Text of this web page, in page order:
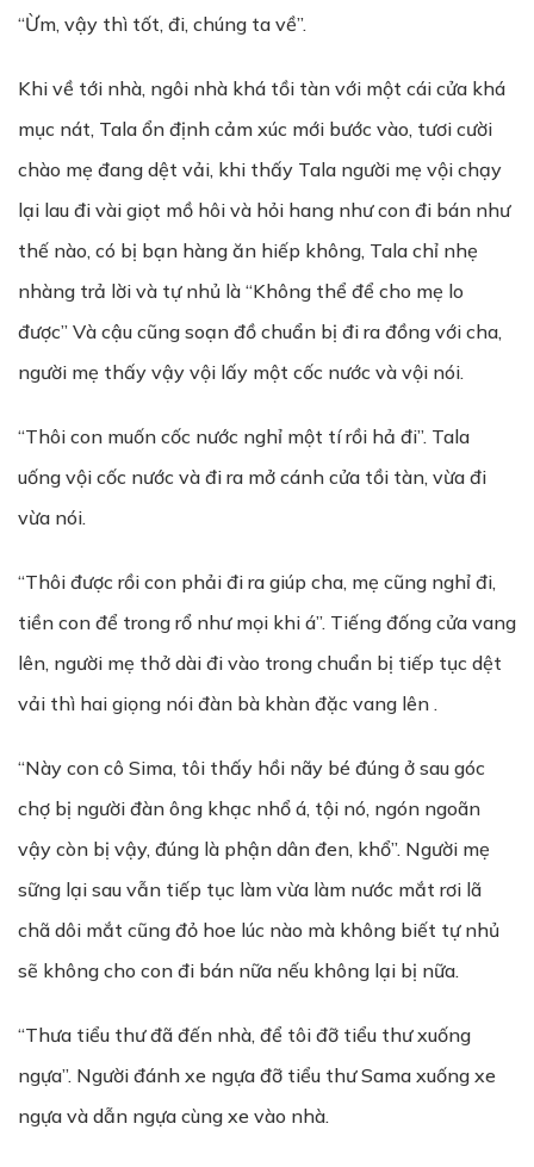
“Ừm, vậy thì tốt, đi, chúng ta về”.
Khi về tới nhà, ngôi nhà khá tồi tàn với một cái cửa khá
mục nát, Tala ổn định cảm xúc mới bước vào, tươi cười
chào mẹ đang dệt vải, khi thấy Tala người mẹ vội chạy
lại lau đi vài giọt mồ hôi và hỏi hang như con đi bán như
thế nào, có bị bạn hàng ăn hiếp không, Tala chỉ nhẹ
nhàng trả lời và tự nhủ là “Không thể để cho mẹ lo
được” Và cậu cũng soạn đồ chuẩn bị đi ra đồng với cha,
người mẹ thấy vậy vội lấy một cốc nước và vội nói.
“Thôi con muốn cốc nước nghỉ một tí rồi hả đi”. Tala
uống vội cốc nước và đi ra mở cánh cửa tồi tàn, vừa đi
vừa nói.
“Thôi được rồi con phải đi ra giúp cha, mẹ cũng nghỉ đi,
tiền con để trong rổ như mọi khi á”. Tiếng đống cửa vang
lên, người mẹ thở dài đi vào trong chuẩn bị tiếp tục dệt
vải thì hai giọng nói đàn bà khàn đặc vang lên .
“Này con cô Sima, tôi thấy hồi nãy bé đúng ở sau góc
chợ bị người đàn ông khạc nhổ á, tội nó, ngón ngoãn
vậy còn bị vậy, đúng là phận dân đen, khổ”. Người mẹ
sững lại sau vẫn tiếp tục làm vừa làm nước mắt rơi lã
chã dôi mắt cũng đỏ hoe lúc nào mà không biết tự nhủ
sẽ không cho con đi bán nữa nếu không lại bị nữa.
“Thưa tiểu thư đã đến nhà, để tôi đỡ tiểu thư xuống
ngựa”. Người đánh xe ngựa đỡ tiểu thư Sama xuống xe
ngựa và dẫn ngựa cùng xe vào nhà.